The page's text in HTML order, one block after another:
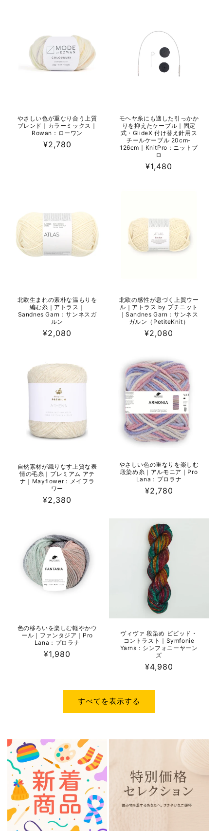
やさしい色が重なり合う上質
ブレンド｜カラーミックス｜
Rowan：ローワン
通
¥2,780
モヘヤ糸にも適した引っかか
りを抑えたケーブル｜固定
式・GlideX 付け替え針用ス
チールケーブル 20cm-
126cm｜KnitPro：ニットプ
ロ
通
¥1,480
北欧生まれの素朴な温もりを
編む糸｜アトラス｜
Sandnes Garn：サンネスガ
ルン
通
格
¥2,080
北欧の感性が息づく上質ウー
ル｜アトラス by プチニット
｜Sandnes Garn：サンネス
ガルン（PetiteKnit）
通
格
¥2,080
自然素材が織りなす上質な表
情の毛糸｜プレミアム アテ
ナ｜Mayflower：メイフラ
ワー
通
¥2,380
やさしい色の重なりを楽しむ
段染め糸｜アルモニア｜Pro
Lana：プロラナ
通
格
¥2,780
色の移ろいを楽しむ軽やかウ
ール｜ファンタジア｜Pro
Lana：プロラナ
通
¥1,980
ヴィヴァ 段染め ビビッド・
コントラスト｜Symfonie
Yarns：シンフォニーヤーン
ズ
通
価
¥4,980
すべてを表示する